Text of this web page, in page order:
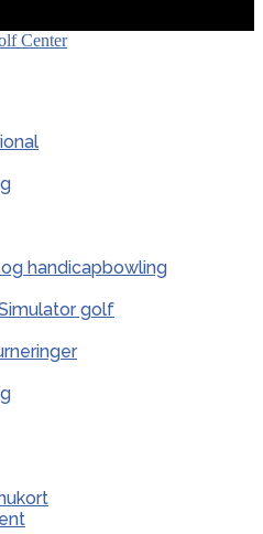
handicapbowling
golf